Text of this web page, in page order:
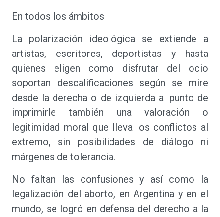
En todos los ámbitos
La polarización ideológica se extiende a
artistas, escritores, deportistas y hasta
quienes eligen como disfrutar del ocio
soportan descalificaciones según se mire
desde la derecha o de izquierda al punto de
imprimirle también una valoración o
legitimidad moral que lleva los conflictos al
extremo, sin posibilidades de diálogo ni
márgenes de tolerancia.
No faltan las confusiones y así como la
legalización del aborto, en Argentina y en el
mundo, se logró en defensa del derecho a la